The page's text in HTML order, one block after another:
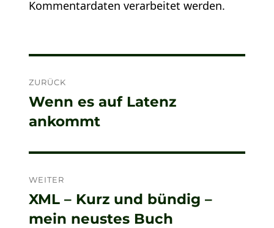
Kommentardaten verarbeitet werden.
ZURÜCK
Vorheriger
Beitrag:
Wenn es auf Latenz
ankommt
WEITER
Nächster
Beitrag:
XML – Kurz und bündig –
mein neustes Buch